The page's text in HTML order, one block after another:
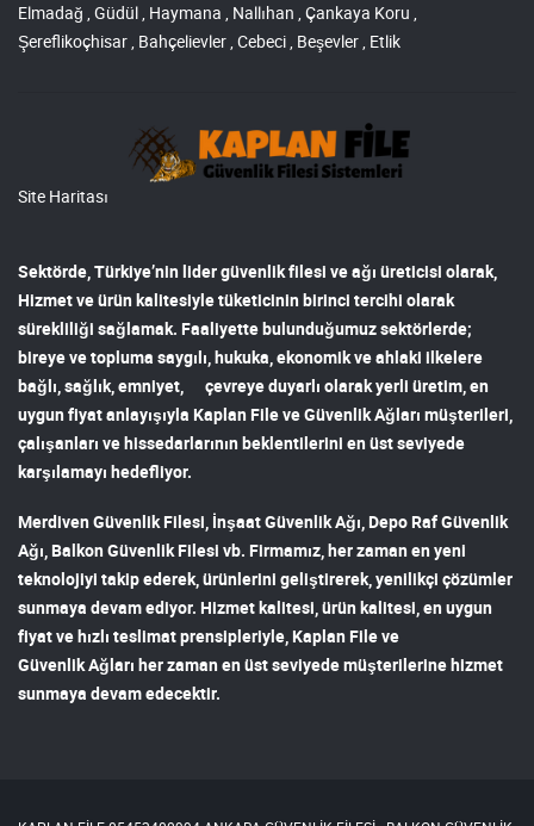
Elmadağ , Güdül , Haymana , Nallıhan , Çankaya Koru ,
Şereflikoçhisar , Bahçelievler , Cebeci , Beşevler , Etlik
Site Haritası
Sektörde, Türkiye’nin lidergüvenlik filesi ve ağı üreticisi olarak,
Hizmet ve ürün kalitesiyle tüketicinin birinci tercihi olarak
sürekliliği sağlamak. Faaliyette bulunduğumuz sektörlerde;
bireye ve topluma saygılı, hukuka, ekonomik ve ahlaki ilkelere
bağlı, sağlık, emniyet, çevreye duyarlı olarak yerli üretim, en
uygun fiyat anlayışıyla Kaplan File ve Güvenlik Ağları müşterileri,
çalışanları ve hissedarlarının beklentilerini en üst seviyede
karşılamayı hedefliyor.
Merdiven Güvenlik Filesi İnşaat Güvenlik Ağı Depo Raf Güvenlik
Ağı Balkon Güvenlik Filesi vb. Firmamız, her zaman en yeni
teknolojiyi takip ederek, ürünlerini geliştirerek, yenilikçi çözümler
sunmaya devam ediyor. Hizmet kalitesi, ürün kalitesi, en uygun
fiyat ve hızlı teslimat prensipleriyle, Kaplan File ve
Güvenlik Ağları her zaman en üst seviyede müşterilerine hizmet
sunmaya devam edecektir.